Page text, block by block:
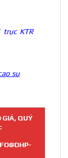
trục KTR
su
GIÁ, QUÝ